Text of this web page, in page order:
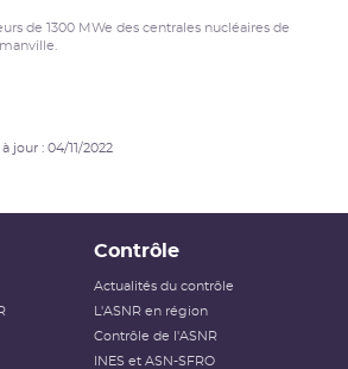
de 1300 MWe des centrales nucléaires de
jour : 04/11/2022
Contrôle
Actualités du contrôle
L'ASNR en région
Contrôle de l'ASNR
INES et ASN-SFRO